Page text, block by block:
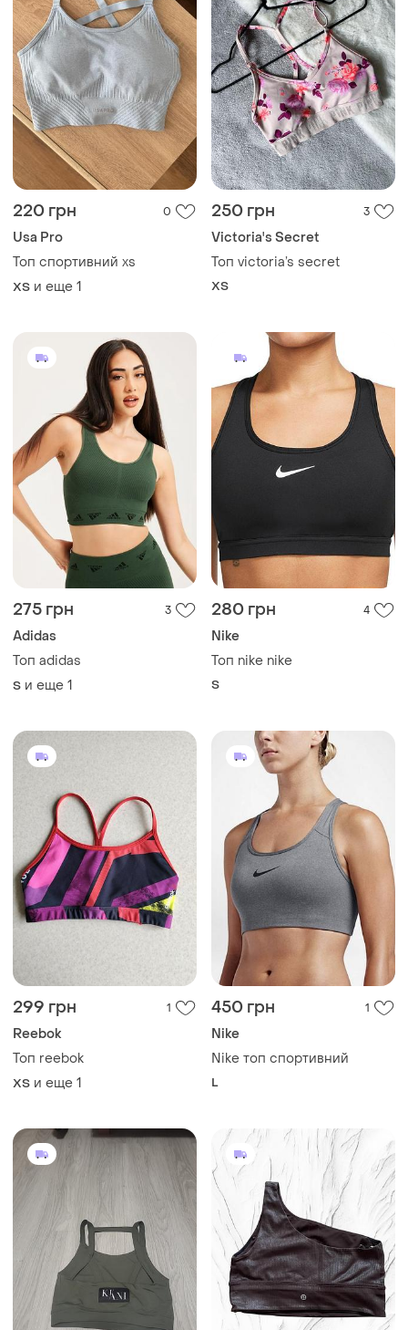
220 грн 0
Usa Pro
Топ спортивний xs
ХS и еще 1
250 грн 3
Victoria's Secret
Топ victoria’s secret
ХS
275 грн 3
Adidas
Топ adidas
S и еще 1
280 грн 4
Nike
Топ nike nike
S
299 грн 1
Reebok
Топ reebok
ХS и еще 1
450 грн 1
Nike
Nike топ спортивний
L